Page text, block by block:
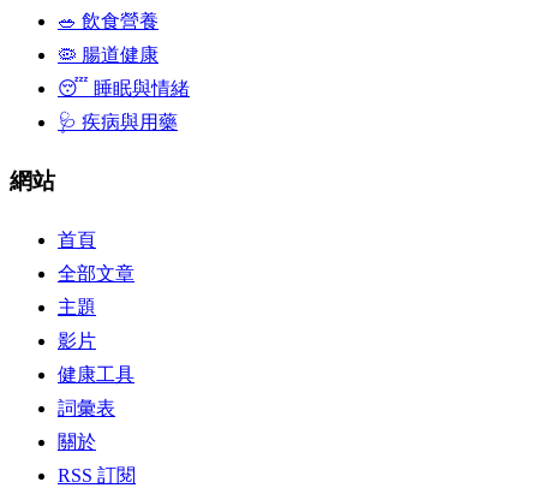
🥗 飲食營養
🦠 腸道健康
😴 睡眠與情緒
🩺 疾病與用藥
網站
首頁
全部文章
主題
影片
健康工具
詞彙表
關於
RSS 訂閱